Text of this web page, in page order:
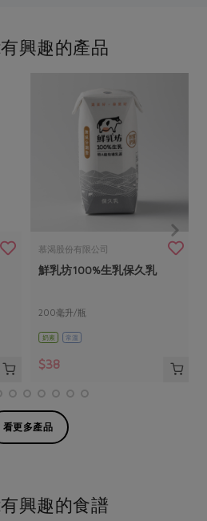
興趣的產品
慕渴股份有限公司
鮮乳坊100%生乳保久乳
200毫升/瓶
奶素 常溫
$38
看更多產品
興趣的食譜